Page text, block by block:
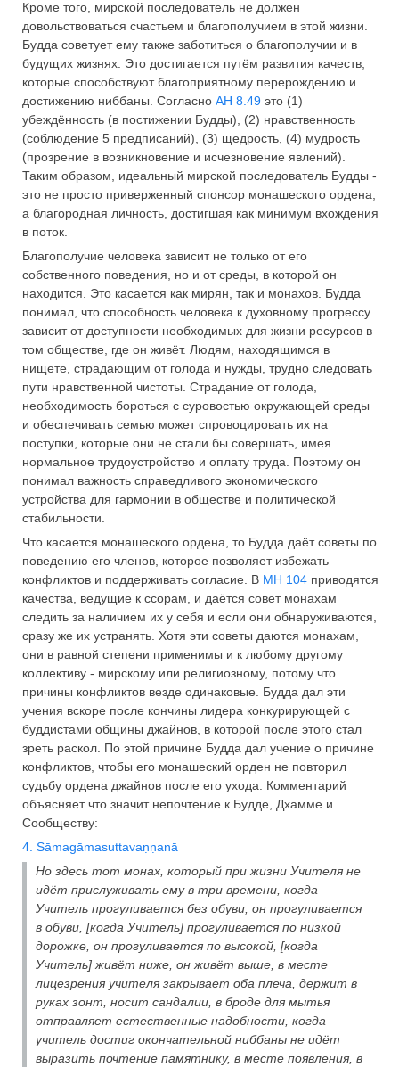
Кроме того, мирской последователь не должен
довольствоваться счастьем и благополучием в этой жизни.
Будда советует ему также заботиться о благополучии и в
будущих жизнях. Это достигается путём развития качеств,
которые способствуют благоприятному перерождению и
достижению ниббаны. Согласно АН 8.49 это (1)
убеждённость (в постижении Будды), (2) нравственность
(соблюдение 5 предписаний), (3) щедрость, (4) мудрость
(прозрение в возникновение и исчезновение явлений).
Таким образом, идеальный мирской последователь Будды -
это не просто приверженный спонсор монашеского ордена,
а благородная личность, достигшая как минимум вхождения
в поток.
Благополучие человека зависит не только от его
собственного поведения, но и от среды, в которой он
находится. Это касается как мирян, так и монахов. Будда
понимал, что способность человека к духовному прогрессу
зависит от доступности необходимых для жизни ресурсов в
том обществе, где он живёт. Людям, находящимся в
нищете, страдающим от голода и нужды, трудно следовать
пути нравственной чистоты. Страдание от голода,
необходимость бороться с суровостью окружающей среды
и обеспечивать семью может спровоцировать их на
поступки, которые они не стали бы совершать, имея
нормальное трудоустройство и оплату труда. Поэтому он
понимал важность справедливого экономического
устройства для гармонии в обществе и политической
стабильности.
Что касается монашеского ордена, то Будда даёт советы по
поведению его членов, которое позволяет избежать
конфликтов и поддерживать согласие. В МН 104 приводятся
качества, ведущие к ссорам, и даётся совет монахам
следить за наличием их у себя и если они обнаруживаются,
сразу же их устранять. Хотя эти советы даются монахам,
они в равной степени применимы и к любому другому
коллективу - мирскому или религиозному, потому что
причины конфликтов везде одинаковые. Будда дал эти
учения вскоре после кончины лидера конкурирующей с
буддистами общины джайнов, в которой после этого стал
зреть раскол. По этой причине Будда дал учение о причине
конфликтов, чтобы его монашеский орден не повторил
судьбу ордена джайнов после его ухода. Комментарий
объясняет что значит непочтение к Будде, Дхамме и
Сообществу:
4. Sāmagāmasuttavaṇṇanā
Но здесь тот монах, который при жизни Учителя не
идёт прислуживать ему в три времени, когда
Учитель прогуливается без обуви, он прогуливается
в обуви, [когда Учитель] прогуливается по низкой
дорожке, он прогуливается по высокой, [когда
Учитель] живёт ниже, он живёт выше, в месте
лицезрения учителя закрывает оба плеча, держит в
руках зонт, носит сандалии, в броде для мытья
отправляет естественные надобности, когда
учитель достиг окончательной ниббаны не идёт
выразить почтение памятнику, в месте появления, в